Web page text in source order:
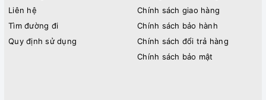
Liên hệ
Tìm đường đi
Quy định sử dụng
Chính sách giao hàng
Chính sách bảo hành
Chính sách đổi trả hàng
Chính sách bảo mật